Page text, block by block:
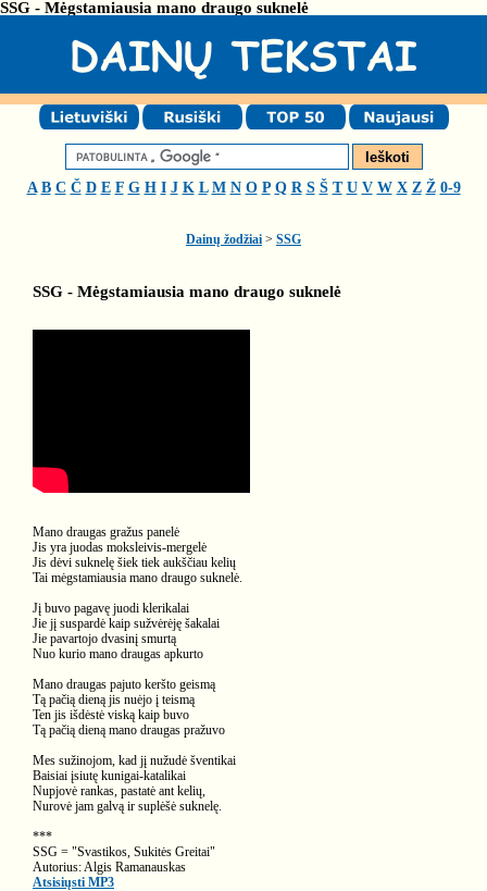
SSG - Mėgstamiausia mano draugo suknelė
A B C Č D E F G H I J K L M N O P Q R S Š T U V W X Z Ž 0-9
Dainų žodžiai > SSG
SSG - Mėgstamiausia mano draugo suknelė
Mano draugas gražus panelė
Jis yra juodas moksleivis-mergelė
Jis dėvi suknelę šiek tiek aukščiau kelių
Tai mėgstamiausia mano draugo suknelė.
Jį buvo pagavę juodi klerikalai
Jie jį suspardė kaip sužvėrėję šakalai
Jie pavartojo dvasinį smurtą
Nuo kurio mano draugas apkurto
Mano draugas pajuto keršto geismą
Tą pačią dieną jis nuėjo į teismą
Ten jis išdėstė viską kaip buvo
Tą pačią dieną mano draugas pražuvo
Mes sužinojom, kad jį nužudė šventikai
Baisiai įsiutę kunigai-katalikai
Nupjovė rankas, pastatė ant kelių,
Nurovė jam galvą ir suplėšė suknelę.
***
SSG = "Svastikos, Sukitės Greitai"
Autorius: Algis Ramanauskas
Atsisiųsti MP3